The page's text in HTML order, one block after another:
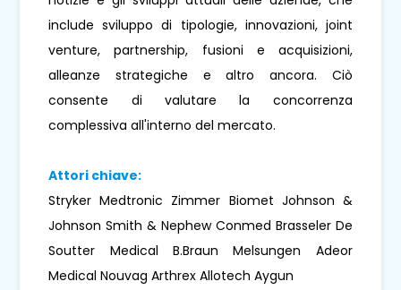
include sviluppo di tipologie, innovazioni, joint
venture, partnership, fusioni e acquisizioni,
alleanze strategiche e altro ancora. Ciò
consente di valutare la concorrenza
complessiva all'interno del mercato.
Attori chiave:
Stryker Medtronic Zimmer Biomet Johnson &
Johnson Smith & Nephew Conmed Brasseler De
Soutter Medical B.Braun Melsungen Adeor
Medical Nouvag Arthrex Allotech Aygun